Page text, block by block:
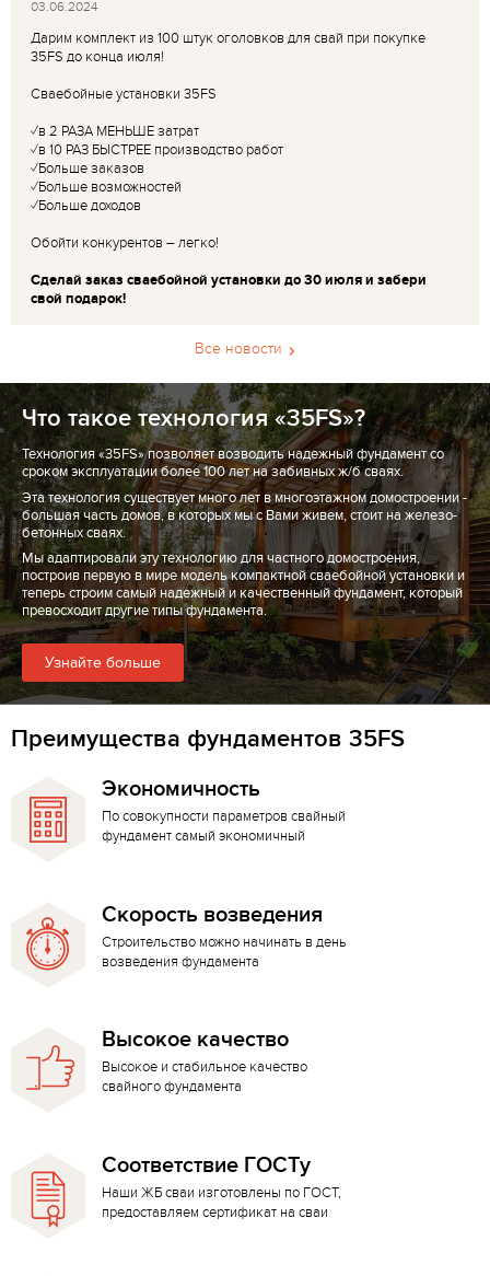
03.06.2024
Дарим комплект из 100 штук оголовков для свай при покупке
35FS до конца июля!
Сваебойные установки 35FS
✓в 2 РАЗА МЕНЬШЕ затрат
✓в 10 РАЗ БЫСТРЕЕ производство работ
✓Больше заказов
✓Больше возможностей
✓Больше доходов
Обойти конкурентов – легко!
Сделай заказ сваебойной установки до 30 июля и забери
свой подарок!
Все новости
Что такое технология «35FS»?
Технология «35FS» позволяет возводить надежный фундамент со
сроком эксплуатации более 100 лет на забивных ж/б сваях.
Эта технология существует много лет в многоэтажном домостроении -
большая часть домов, в которых мы с Вами живем, стоит на железо-
бетонных сваях.
Мы адаптировали эту технологию для частного домостроения,
построив первую в мире модель компактной сваебойной установки и
теперь строим самый надежный и качественный фундамент, который
превосходит другие типы фундамента.
Узнайте больше
Преимущества фундаментов 35FS
Экономичность
По совокупности параметров свайный
фундамент самый экономичный
Скорость возведения
Строительство можно начинать в день
возведения фундамента
Высокое качество
Высокое и стабильное качество
свайного фундамента
Соответствие ГОСТу
Наши ЖБ сваи изготовлены по ГОСТ,
предоставляем сертификат на сваи